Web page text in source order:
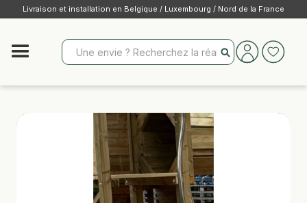
Livraison et installation en Belgique / Luxembourg / Nord de la France